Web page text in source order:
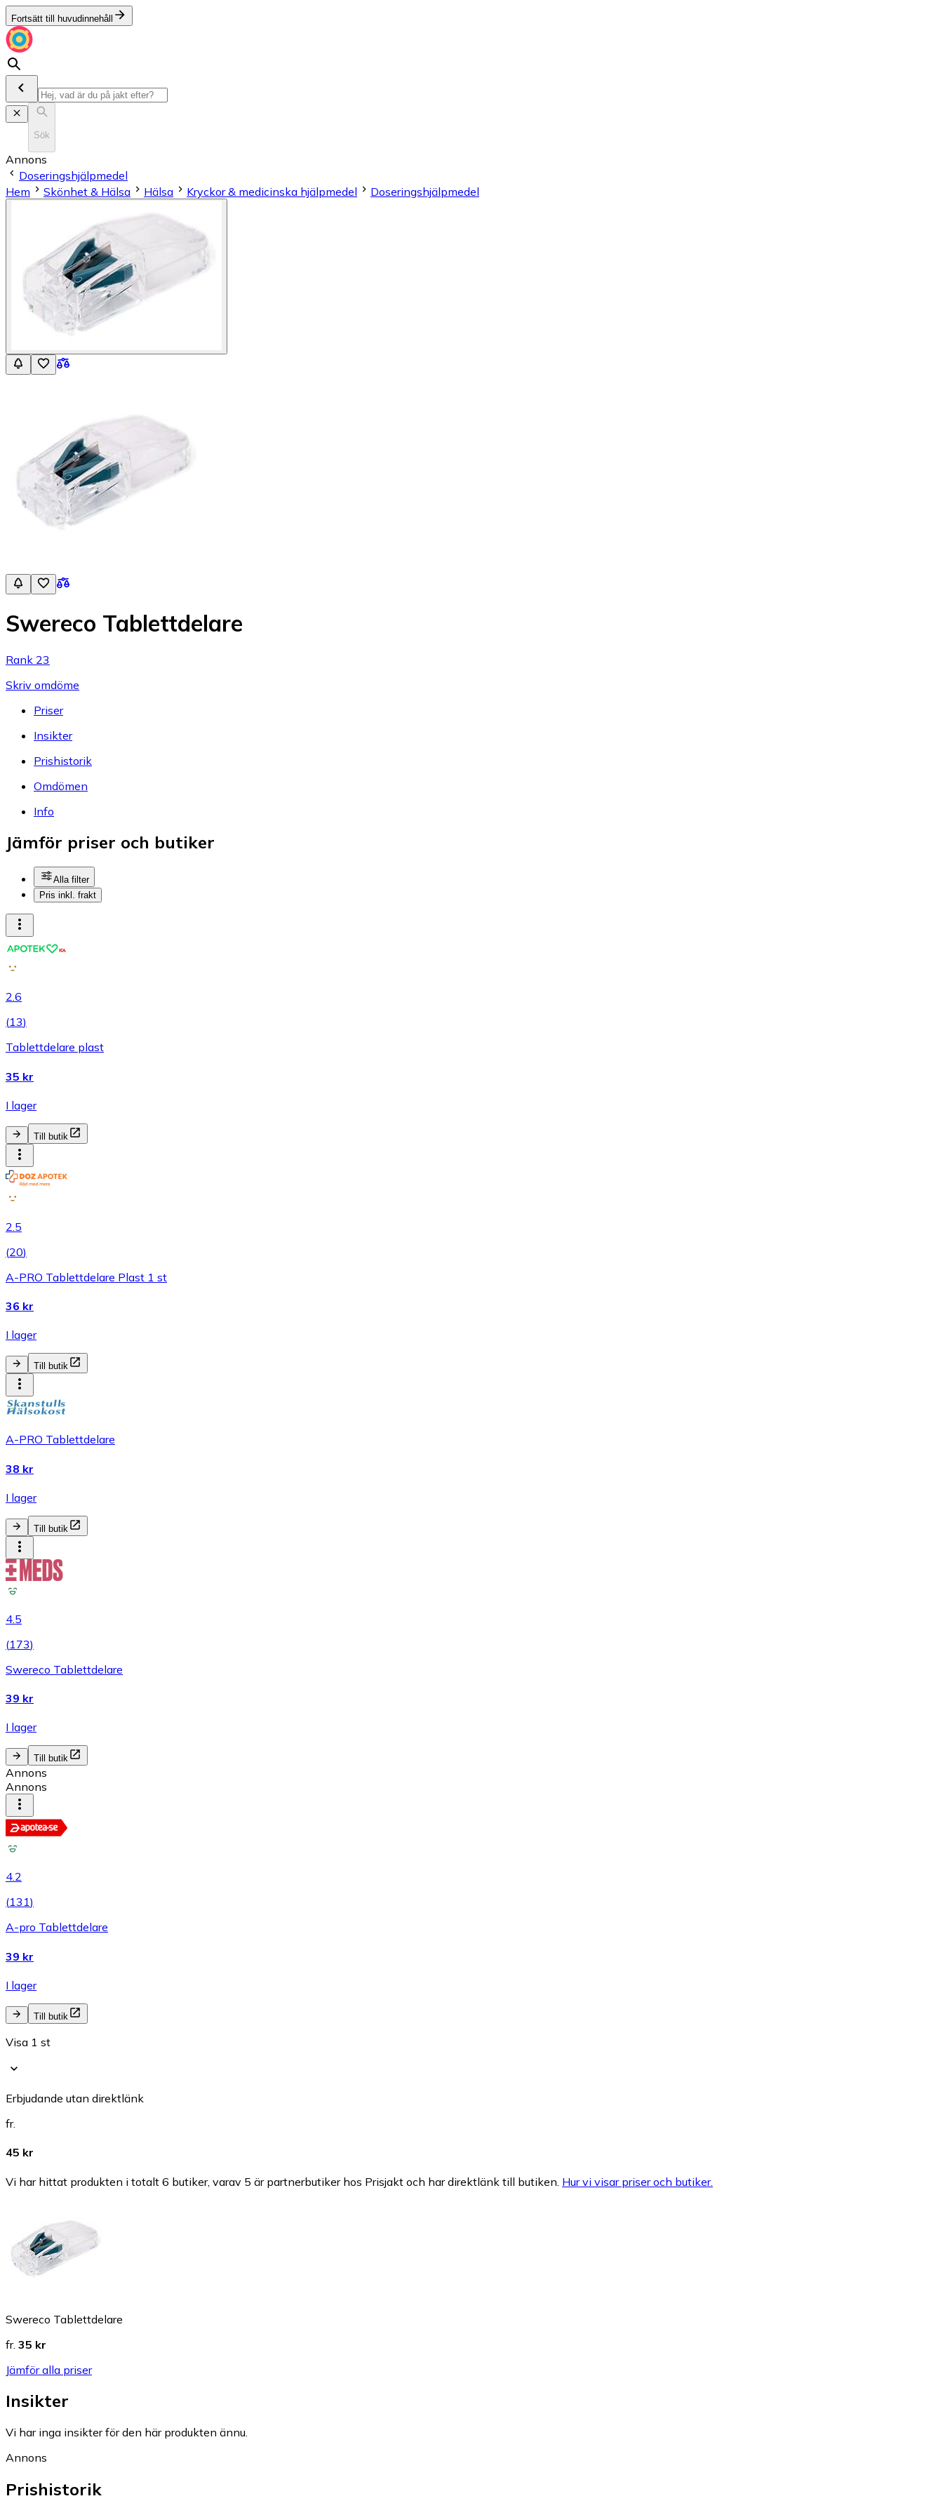
Fortsätt till huvudinnehåll
Sök
Annons
Doseringshjälpmedel
Hem
Skönhet & Hälsa Hälsa Kryckor & medicinska hjälpmedel Doseringshjälpmedel
Swereco Tablettdelare
Rank 23
Skriv omdöme
Priser
Insikter
Prishistorik
Omdömen
Info
Jämför priser och butiker
Alla filter
Pris inkl. frakt
2.6
(13)
Tablettdelare plast
35 kr
I lager
Till butik
2.5
(20)
A-PRO Tablettdelare Plast 1 st
36 kr
I lager
Till butik
A-PRO Tablettdelare
38 kr
I lager
Till butik
4.5
(173)
Swereco Tablettdelare
39 kr
I lager
Till butik
Annons
Annons
4.2
(131)
A-pro Tablettdelare
39 kr
I lager
Till butik
Visa 1 st
Erbjudande utan direktlänk
fr.
45 kr
Vi har hittat produkten i totalt 6 butiker, varav 5 är partnerbutiker hos Prisjakt och har direktlänk till butiken. Hur vi visar priser och butiker.
Swereco Tablettdelare
fr. 35 kr
Jämför alla priser
Insikter
Vi har inga insikter för den här produkten ännu.
Annons
Prishistorik